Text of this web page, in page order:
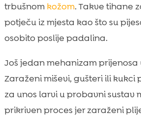
trbušnom kožom. Takve tihane
potječu iz mjesta kao što su
osobito poslije padalina.
Još jedan mehanizam prijenosa
Zaraženi miševi, gušteri ili kukci
za unos larvi u probavni sustav
prikriven proces jer zaraženi